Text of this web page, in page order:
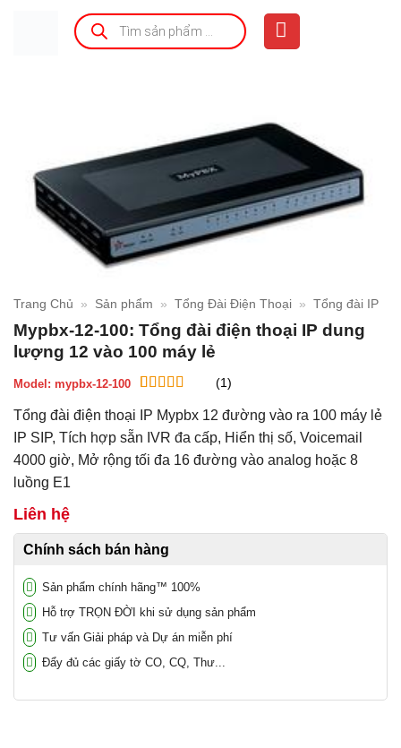
Tìm
kiếm
sản
phẩm
Trang Chủ » Sản phẩm » Tổng Đài Điện Thoại » Tổng đài IP
Mypbx-12-100: Tổng đài điện thoại IP dung
lượng 12 vào 100 máy lẻ
Model: mypbx-12-100
trênđánh
giá
(1)
Tổng đài điện thoại IP Mypbx 12 đường vào ra 100 máy lẻ
IP SIP, Tích hợp sẵn IVR đa cấp, Hiển thị số, Voicemail
4000 giờ, Mở rộng tối đa 16 đường vào analog hoặc 8
luồng E1
Liên hệ
Chính sách bán hàng
Sản phẩm chính hãng™ 100%
Hỗ trợ TRỌN ĐỜI khi sử dụng sản phẩm
Tư vấn Giải pháp và Dự án miễn phí
Đẩy đủ các giấy tờ CO, CQ, Thư...